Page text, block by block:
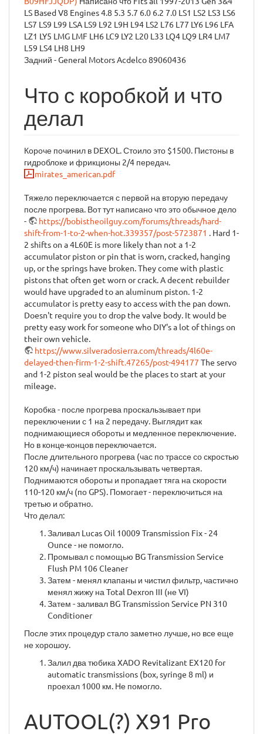
LS Based V8 Engines 4.8 5.3 5.7 6.0 6.2 7.0 LS1 LS2 LS3 LS6
LS7 LS9 L99 LSA LS9 L92 L9H L94 LS2 L76 L77 LY6 L96 LFA
LZ1 LY5 LMG LMF LH6 LC9 LY2 L20 L33 LQ4 LQ9 LR4 LM7
L59 LS4 LH8 LH9
Задний - General Motors Acdelco 89060436
Что с коробкой и что
делал
Короче починил в DEXOL. Стоило это $1500. Пистоны в
гидроблоке и фрикционы 2/4 передач.
mirates_american.pdf
Тяжело переключается с первой на вторую передачу
после прогрева. Вот тут написано что это обычное дело
-
https://bobistheoilguy.com/forums/threads/hard-
shift-from-1-to-2-when-hot.339357/post-5723871 . Hard 1-
2 shifts on a 4L60E is more likely than not a 1-2
accumulator piston or pin that is worn, cracked, hanging
up, or the springs have broken. They come with plastic
pistons that often get worn or crack. A decent rebuilder
would have upgraded to an aluminum piston. 1-2
accumulator is pretty easy to access with the pan down.
Doesn't require you to drop the valve body. It would be
pretty easy work for someone who DIY's a lot of things on
their own vehicle.
https://www.silveradosierra.com/threads/4l60e-
delayed-then-firm-1-2-shift.47265/post-494177 The servo
and 1-2 piston seal would be the places to start at your
mileage.
Коробка - после прогрева проскальзывает при
переключении с 1 на 2 передачу. Выглядит как
поднимающиеся обороты и медленное переключение.
Но в конце-концов переключается.
После длительного прогрева (час по трассе со скростью
120 км/ч) начинает проскальзывать четвертая.
Поднимаются обороты и пропадает тяга на скорости
110-120 км/ч (по GPS). Помогает - переключиться на
третью и обратно.
Что делал:
Заливал Lucas Oil 10009 Transmission Fix - 24
Ounce - не помогло.
Промывал с помощью BG Transmission Service
Flush PM 106 Cleaner
Затем - менял клапаны и чистил фильтр, частично
менял жижу на Total Dexron III (не VI)
Затем - заливал BG Transmission Service PN 310
Conditioner
После этих процедур стало заметно лучше, но все еще
не хорошоу.
Залил два тюбика XADO Revitalizant EX120 for
automatic transmissions (box, syringe 8 ml) и
проехал 1000 км. Не помогло.
AUTOOL(?) X91 Pro